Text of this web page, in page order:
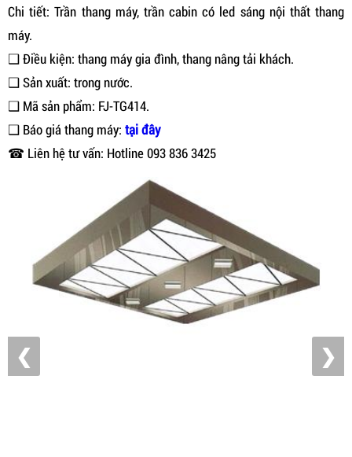
Chi tiết: Trần thang máy, trần cabin có led sáng nội thất thang
máy.
❑ Điều kiện: thang máy gia đình, thang nâng tải khách.
❑ Sản xuất: trong nước.
❑ Mã sản phẩm: FJ-TG414.
❑ Báo giá thang máy: tại đây
☎ Liên hệ tư vấn: Hotline 093 836 3425
❮ ❯